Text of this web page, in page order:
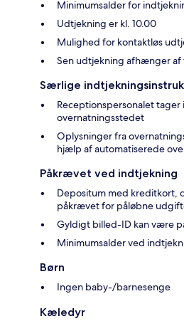
Minimumsalder for
Udtjekning er kl. 10.00
Mulighed for kontaktløs
Sen udtjekning afhænger
Særlige
Receptionspersonalet
overnatningsstedet
Oplysninger fra
hjælp af automatiserede
Påkrævet ved indtjekning
Depositum med kreditkort,
påkrævet for påløbne
Gyldigt billed-ID kan være
Minimumsalder ved
Børn
Ingen baby-/barnesenge
Kæledyr